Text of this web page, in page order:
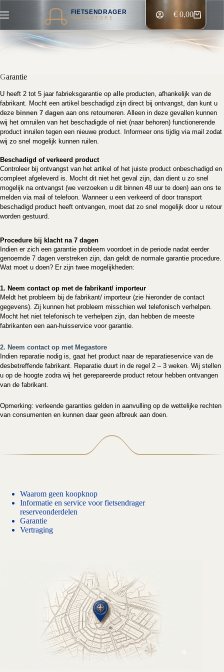
naar
inhoud
FIETSENDRAGER
MEGASTORE Winkelwagen
€0,00
Garantie
U heeft 2 tot 5 jaar fabrieksgarantie op alle producten, afhankelijk van de
fabrikant. Mocht een artikel beschadigd zijn direct bij ontvangst, dan kunt u
deze binnen 7 dagen aan ons retourneren. Alleen in deze gevallen kunnen
wij het omruilen van het beschadigde of niet (naar behoren) functionerende
product inruilen tegen een nieuwe product. Informeer ons tijdig via mail zodat
wij zo snel mogelijk kunnen ruilen.
Beschadigd of verkeerd product
Controleer bij ontvangst van het artikel of het juiste product onbeschadigd en
compleet afgeleverd is. Mocht dit niet het geval zijn, dan dient u zo snel
mogelijk na ontvangst (we verzoeken u dit binnen 48 uur te doen) aan ons te
melden via mail of telefoon. Wanneer u een verkeerd of door transport
beschadigd product heeft ontvangen, moet dat zo snel mogelijk door u retour
worden gestuurd.
Procedure bij klacht na 7 dagen
Indien er zich een garantie probleem voordoet in de periode nadat eerder
genoemde 7 dagen verstreken zijn, dan geldt de normale garantie procedure.
Wat moet u doen? Er zijn twee mogelijkheden:
1. Neem contact op met de fabrikant/ importeur
Meldt het probleem bij de fabrikant/ importeur (zie hieronder de contact
gegevens). Zij kunnen het probleem misschien wel telefonisch verhelpen.
Mocht het niet telefonisch te verhelpen zijn, dan hebben de meeste
fabrikanten een aan-huisservice voor garantie.
2. Neem contact op met Megastore
Indien reparatie nodig is, gaat het product naar de reparatieservice van de
desbetreffende fabrikant. Reparatie duurt in de regel 2 – 3 weken. Wij stellen
u op de hoogte zodra wij het gerepareerde product retour hebben ontvangen
van de fabrikant.
Opmerking: verleende garanties gelden in aanvulling op de wettelijke rechten
van consumenten en kunnen daar geen afbreuk aan doen.
Waarom geen koopknop
Informatie en service voor fietsendrager
reserveonderdelen
Garantie
Vertraging